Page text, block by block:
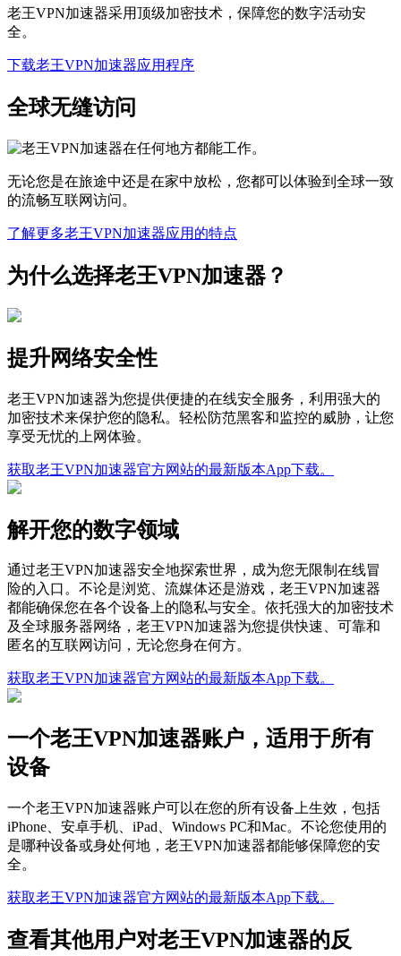
老王VPN加速器采用顶级加密技术，保障您的数字活动安
全。
下载老王VPN加速器应用程序
全球无缝访问
无论您是在旅途中还是在家中放松，您都可以体验到全球一致
的流畅互联网访问。
了解更多老王VPN加速器应用的特点
为什么选择老王VPN加速器？
提升网络安全性
老王VPN加速器为您提供便捷的在线安全服务，利用强大的
加密技术来保护您的隐私。轻松防范黑客和监控的威胁，让您
享受无忧的上网体验。
获取老王VPN加速器官方网站的最新版本App下载。
解开您的数字领域
通过老王VPN加速器安全地探索世界，成为您无限制在线冒
险的入口。不论是浏览、流媒体还是游戏，老王VPN加速器
都能确保您在各个设备上的隐私与安全。依托强大的加密技术
及全球服务器网络，老王VPN加速器为您提供快速、可靠和
匿名的互联网访问，无论您身在何方。
获取老王VPN加速器官方网站的最新版本App下载。
一个老王VPN加速器账户，适用于所有
设备
一个老王VPN加速器账户可以在您的所有设备上生效，包括
iPhone、安卓手机、iPad、Windows PC和Mac。不论您使用的
是哪种设备或身处何地，老王VPN加速器都能够保障您的安
全。
获取老王VPN加速器官方网站的最新版本App下载。
查看其他用户对老王VPN加速器的反